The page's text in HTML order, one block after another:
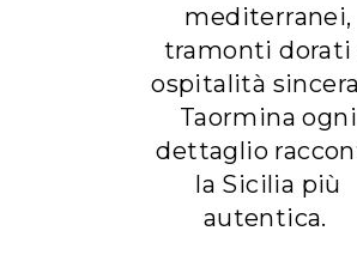
mediterranei,
tramonti dorati
ospitalità
Taormina ogni
dettaglio
la Sicilia più
autentica.